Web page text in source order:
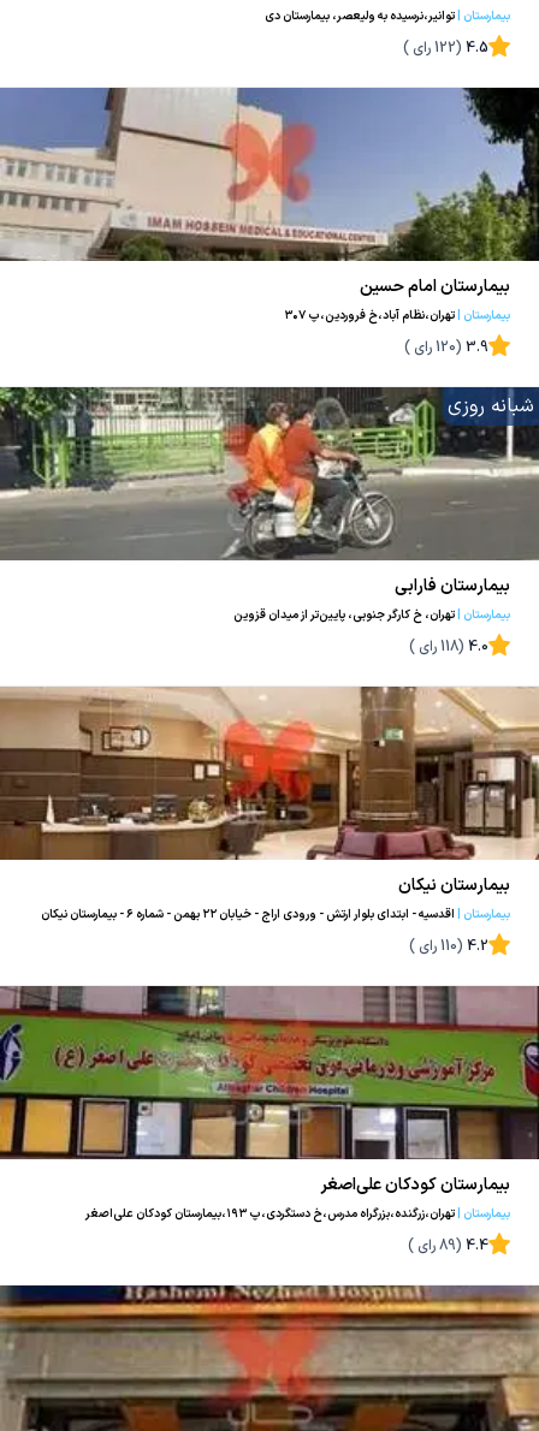
بیمارستان |توانیر،نرسیده به ولیعصر، بیمارستان دی
4.5
(
122رای )
بیمارستان امام حسین
بیمارستان |تهران،نظام آباد،خ فروردین،پ ۳۰۷
3.9
(
120رای )
شبانه روزی
بیمارستان فارابی
بیمارستان |تهران، خ کارگر جنوبی، پایین‌تر از میدان قزوین
4.0
(
118رای )
بیمارستان نیکان
بیمارستان | اقدسیه - ابتدای بلوار ارتش - ورودی اراج - خیابان ٢٢ بهمن - شماره ٦ - بیمارستان نیکان
4.2
(
110رای )
بیمارستان کودکان علی‌اصغر
بیمارستان |تهران،زرگنده،بزرگراه مدرس،خ دستگردی،پ ۱۹۳،بیمارستان کودکان علی‌اصغر
4.4
(
89رای )